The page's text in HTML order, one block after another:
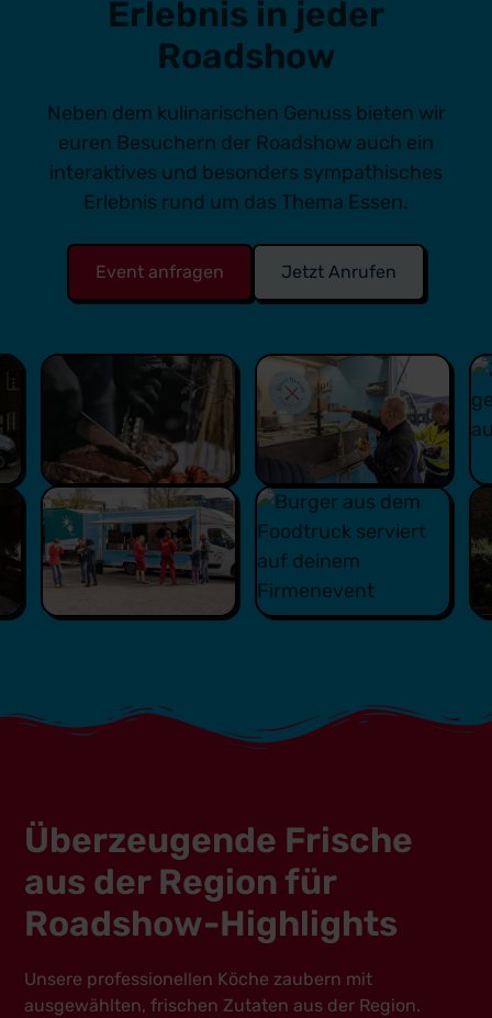
Erlebnis in jeder
Roadshow
Neben dem kulinarischen Genuss bieten wir
euren Besuchern der Roadshow auch ein
interaktives und besonders sympathisches
Erlebnis rund um das Thema Essen.
Event anfragen Jetzt Anrufen
Überzeugende Frische
aus der Region für
Roadshow-Highlights
Unsere professionellen Köche zaubern mit
ausgewählten, frischen Zutaten aus der Region.